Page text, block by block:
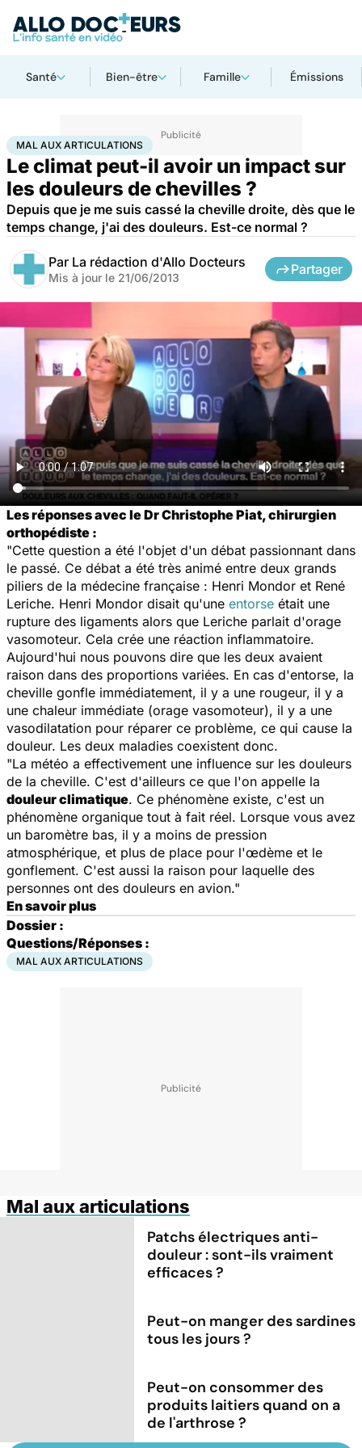
Santé Bien-être Famille Émissions
AccueilSantéMaladiesMal aux articulations
MAL AUX ARTICULATIONS
Le climat peut-il avoir un impact sur
les douleurs de chevilles ?
Depuis que je me suis cassé la cheville droite, dès que le
temps change, j'ai des douleurs. Est-ce normal ?
Par La rédaction d'Allo Docteurs
Mis à jour le 21/06/2013
Partager
Les réponses avec le Dr Christophe Piat, chirurgien
orthopédiste :
"Cette question a été l'objet d'un débat passionnant dans
le passé. Ce débat a été très animé entre deux grands
piliers de la médecine française : Henri Mondor et René
Leriche. Henri Mondor disait qu'une entorse était une
rupture des ligaments alors que Leriche parlait d'orage
vasomoteur. Cela crée une réaction inflammatoire.
Aujourd'hui nous pouvons dire que les deux avaient
raison dans des proportions variées. En cas d'entorse, la
cheville gonfle immédiatement, il y a une rougeur, il y a
une chaleur immédiate (orage vasomoteur), il y a une
vasodilatation pour réparer ce problème, ce qui cause la
douleur. Les deux maladies coexistent donc.
"La météo a effectivement une influence sur les douleurs
de la cheville. C'est d'ailleurs ce que l'on appelle la
douleur climatique. Ce phénomène existe, c'est un
phénomène organique tout à fait réel. Lorsque vous avez
un baromètre bas, il y a moins de pression
atmosphérique, et plus de place pour l'œdème et le
gonflement. C'est aussi la raison pour laquelle des
personnes ont des douleurs en avion."
En savoir plus
Dossier :
Questions/Réponses :
MAL AUX ARTICULATIONS
Mal aux articulations
Patchs électriques anti-
douleur : sont-ils vraiment
efficaces ?
Peut-on manger des sardines
tous les jours ?
Peut-on consommer des
produits laitiers quand on a
de l'arthrose ?